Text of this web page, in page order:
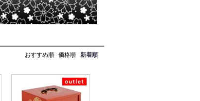
おすすめ順 価格順 新着順